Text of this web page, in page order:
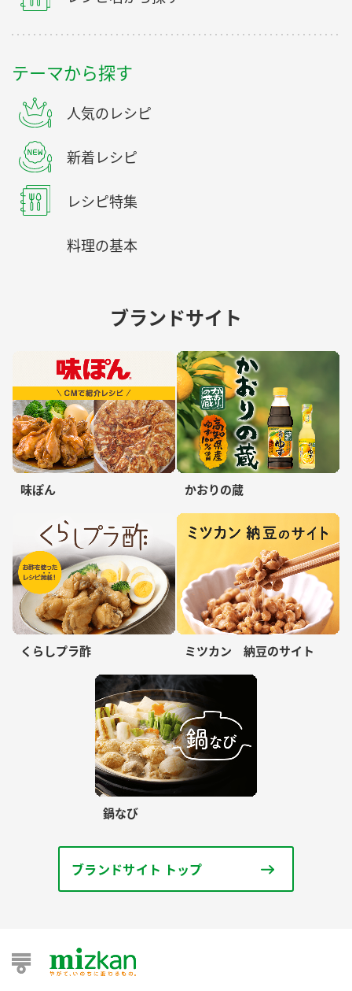
テーマから探す
人気のレシピ
新着レシピ
レシピ特集
料理の基本
ブランドサイト
味ぽん かおりの蔵
くらしプラ酢 ミツカン 納豆のサイト
鍋なび
ブランドサイト トップ